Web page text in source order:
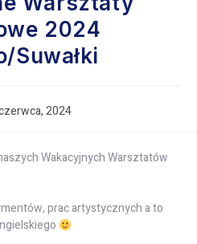
2024
Suwałki
2024
Wakacyjnych Warsztatów
prac artystycznych a to